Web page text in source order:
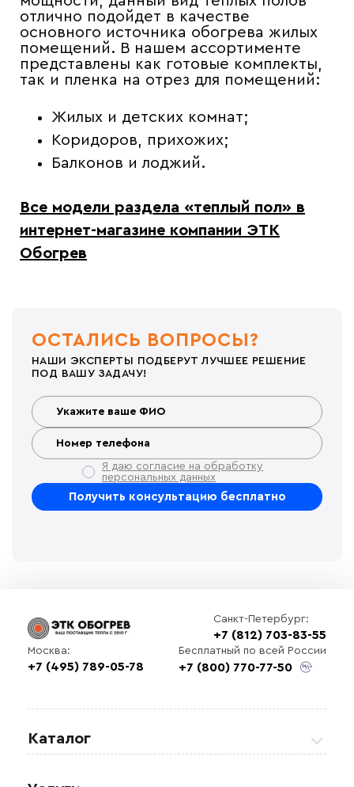
отлично подойдет в качестве
основного источника обогрева жилых
помещений. В нашем ассортименте
представлены как готовые комплекты,
так и пленка на отрез для помещений:
Жилых и детских комнат;
Коридоров, прихожих;
Балконов и лоджий.
Все модели раздела «теплый пол» в
интернет-магазине компании ЭТК
Обогрев
ОСТАЛИСЬ ВОПРОСЫ?
НАШИ ЭКСПЕРТЫ ПОДБЕРУТ ЛУЧШЕЕ РЕШЕНИЕ
ПОД ВАШУ ЗАДАЧУ!
Я даю согласие на обработку
персональных данных
Санкт-Петербург:
+7 (812) 703-83-55
Москва:
+7 (495) 789-05-78
Бесплатный по всей России
+7 (800) 770-77-50
Каталог